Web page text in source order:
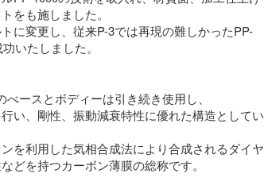
をも施しました。
に変更し、従来P-3では再現の難しかったPP-
いたしました。
ースとボディーは引き続き使用し、
い、剛性、振動減衰特性に優れた構造としてい
を利用した気相合成法により合成されるダイヤ
どを持つカーボン薄膜の総称です。